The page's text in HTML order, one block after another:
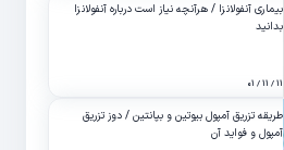
بیماری آنفولانزا / هرآنچه نیاز است درباره آنفولانزا
بدانید
۱۱ / ۱۱ / ۰۱
طریقه تزریق آمپول بیوتین و بپانتین / دوز تزریق
آمپول و فواید آن